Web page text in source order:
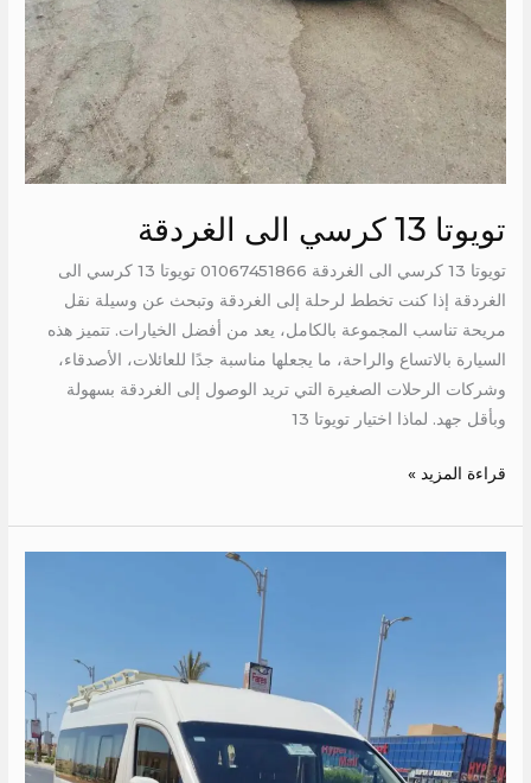
تويوتا 13 كرسي الى الغردقة
تويوتا 13 كرسي الى الغردقة 01067451866 تويوتا 13 كرسي الى
الغردقة إذا كنت تخطط لرحلة إلى الغردقة وتبحث عن وسيلة نقل
مريحة تناسب المجموعة بالكامل، يعد من أفضل الخيارات. تتميز هذه
السيارة بالاتساع والراحة، ما يجعلها مناسبة جدًا للعائلات، الأصدقاء،
وشركات الرحلات الصغيرة التي تريد الوصول إلى الغردقة بسهولة
وبأقل جهد. لماذا اختيار تويوتا 13
قراءة المزيد »